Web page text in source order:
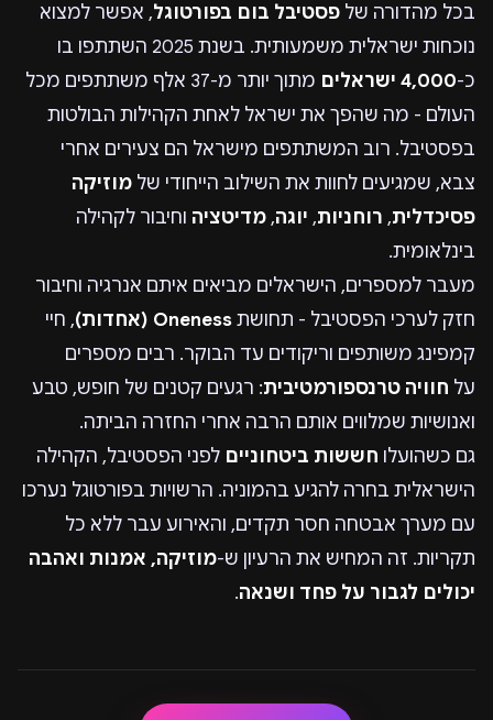
בכל מהדורה של פסטיבל בום בפורטוגל, אפשר למצוא
נוכחות ישראלית משמעותית. בשנת 2025 השתתפו בו
כ-4,000 ישראלים
מתוך יותר מ-37 אלף משתתפים מכל
העולם - מה שהפך את ישראל לאחת הקהילות הבולטות
בפסטיבל. רוב המשתתפים מישראל הם צעירים אחרי
צבא, שמגיעים לחוות את השילוב הייחודי של מוזיקה
פסיכדלית, רוחניות, יוגה, מדיטציה וחיבור לקהילה
בינלאומית.
מעבר למספרים, הישראלים מביאים איתם אנרגיה וחיבור
חזק לערכי הפסטיבל - תחושתOneness (אחדות)
, חיי
קמפינג משותפים וריקודים עד הבוקר. רבים מספרים
על חוויה טרנספורמטיבית: רגעים קטנים של חופש, טבע
ואנושיות שמלווים אותם הרבה אחרי החזרה הביתה.
גם כשהועלו חששות ביטחוניים לפני הפסטיבל, הקהילה
הישראלית בחרה להגיע בהמוניה. הרשויות בפורטוגל נערכו
עם מערך אבטחה חסר תקדים, והאירוע עבר ללא כל
תקריות. זה המחיש את הרעיון ש-מוזיקה, אמנות ואהבה
יכולים לגבור על פחד ושנאה.